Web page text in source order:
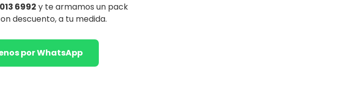
6992 y te armamos un pack
descuento, a tu medida.
por WhatsApp